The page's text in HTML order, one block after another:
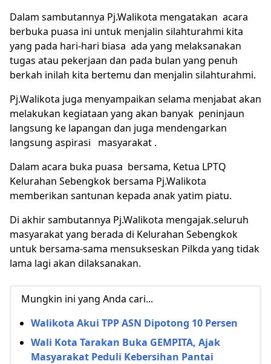
Dalam sambutannya Pj.Walikota mengatakan acara
berbuka puasa ini untuk menjalin silahturahmi kita
yang pada hari-hari biasa ada yang melaksanakan
tugas atau pekerjaan dan pada bulan yang penuh
berkah inilah kita bertemu dan menjalin silahturahmi.
Pj.Walikota juga menyampaikan selama menjabat akan
melakukan kegiataan yang akan banyak peninjaun
langsung ke lapangan dan juga mendengarkan
langsung aspirasi masyarakat .
Dalam acara buka puasa bersama, Ketua LPTQ
Kelurahan Sebengkok bersama Pj.Walikota
memberikan santunan kepada anak yatim piatu.
Di akhir sambutannya Pj.Walikota mengajak.seluruh
masyarakat yang berada di Kelurahan Sebengkok
untuk bersama-sama mensukseskan Pilkda yang tidak
lama lagi akan dilaksanakan.
Mungkin ini yang Anda cari...
Walikota Akui TPP ASN Dipotong 10 Persen
Wali Kota Tarakan Buka GEMPITA, Ajak
Masyarakat Peduli Kebersihan Pantai